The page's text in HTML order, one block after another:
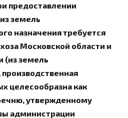
предоставлении
земель
назначения требуется
Московской области и
(из земель
целесообразна как
утвержденному
администрации